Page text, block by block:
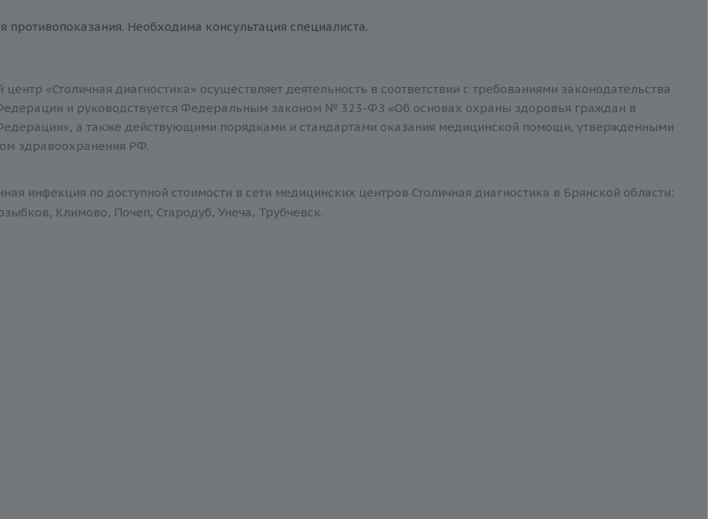
противопоказания. Необходима консультация специалиста.
«Столичная диагностика» осуществляет деятельность в соответствии с требованиями законодательства
и руководствуется Федеральным законом № 323-ФЗ «Об основах охраны здоровья граждан в
а также действующими порядками и стандартами оказания медицинской помощи, утвержденными
здравоохранения РФ.
инфекция по доступной стоимости в сети медицинских центров Столичная диагностика в Брянской области:
Климово, Почеп, Стародуб, Унеча, Трубчевск.